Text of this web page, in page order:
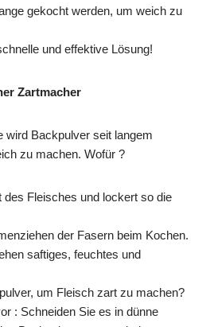
gekocht werden, um weich zu
und effektive Lösung!
Zartmacher
wird Backpulver seit langem
zu machen. Wofür ?
des Fleisches und lockert so die
der Fasern beim Kochen.
saftiges, feuchtes und
um Fleisch zart zu machen?
: Schneiden Sie es in dünne